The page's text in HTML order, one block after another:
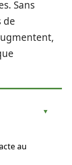
Sans
de
au